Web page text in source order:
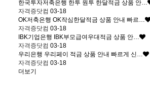
한국투자저축은행 한투 원투 한달적금 상품 안…
자격증닷컴 03-18
OK저축은행 OK작심한달적금 상품 안내 빠르…
자격증닷컴 03-18
IBK기업은행 IBK부모급여우대적금 상품 안…
자격증닷컴 03-18
우리은행 우리페이 적금 상품 안내 빠르게 신…
자격증닷컴 03-18
더보기